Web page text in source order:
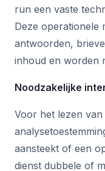
run een vaste
Deze operationele
antwoorden,
inhoud en worden
Noodzakelijke
Voor het lezen
aansteekt of een
dienst dubbele of